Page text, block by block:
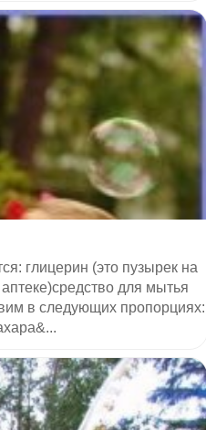
глицерин (это пузырек на
для мытья
в следующих пропорциях: